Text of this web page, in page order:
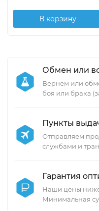
В корзину
Обмен или
Вернем или
боя или брака
Пункты
Отправляем
службами и
Гарантия
Наши цены
Минимальная